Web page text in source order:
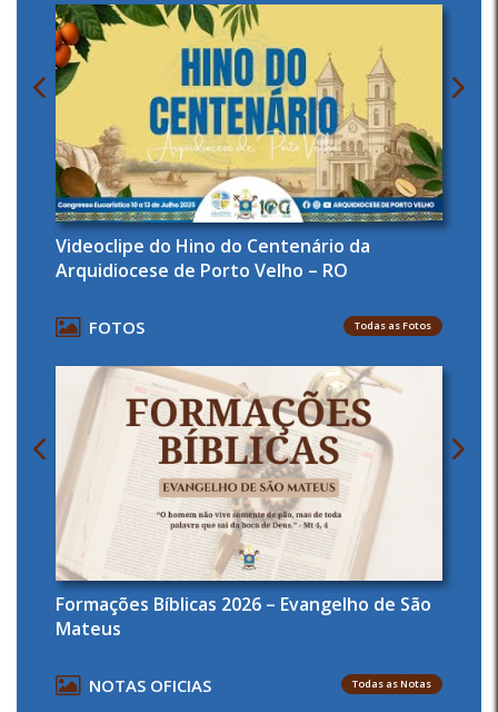
Videoclipe do Hino do Centenário da
Arquidiocese de Porto Velho – RO
FOTOS Todas as Fotos
Formações Bíblicas 2026 – Evangelho de São
Mateus
NOTAS OFICIAS Todas as Notas